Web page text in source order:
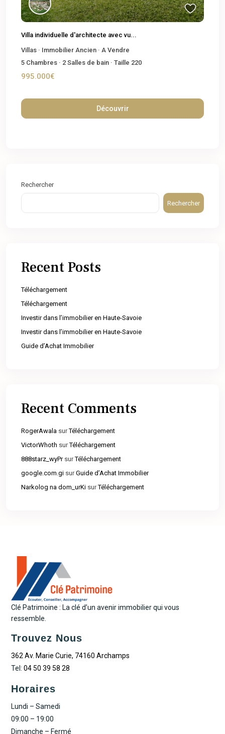
Villa individuelle d'architecte avec vu...
Villas · Immobilier Ancien · A Vendre
5 Chambres · 2 Salles de bain · Taille 220
995.000€
Découvrir
Rechercher
Rechercher
Recent Posts
Téléchargement
Téléchargement
Investir dans l’immobilier en Haute-Savoie
Investir dans l’immobilier en Haute-Savoie
Guide d’Achat Immobilier
Recent Comments
RogerAwala surTéléchargement
VictorWhoth surTéléchargement
888starz_wyPrsurTéléchargement
google.com.gi surGuide d’Achat Immobilier
Narkolog na dom_urKi surTéléchargement
Clé Patrimoine : La clé d’un avenir immobilier qui vous
ressemble.
Trouvez Nous
362 Av. Marie Curie, 74160 Archamps
Tel:04 50 39 58 28
Horaires
Lundi – Samedi
09:00 – 19:00
Dimanche – Fermé